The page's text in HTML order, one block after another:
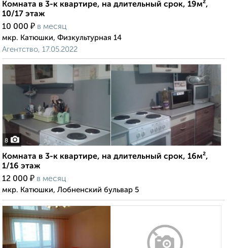
Комната в 3-к квартире, на длительный срок, 19м²,
10/17 этаж
10 000 ₽ в месяц
мкр. Катюшки, Физкультурная 14
Агентство, 17.05.2022
8
Комната в 3-к квартире, на длительный срок, 16м²,
1/16 этаж
12 000 ₽ в месяц
мкр. Катюшки, Лобненский бульвар 5